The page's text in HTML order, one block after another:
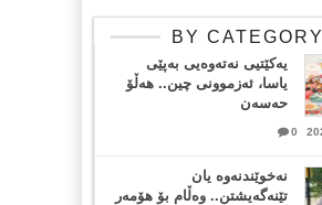
BY CATEGORY
یەکێتیی نەتەوەیی بەپێی
یاسا، ئەزموونی چین.. هەڵۆ
حەسەن
0
نەخوێندنەوە یان
تێنەگەیشتن.. وەڵام بۆ هۆمەر